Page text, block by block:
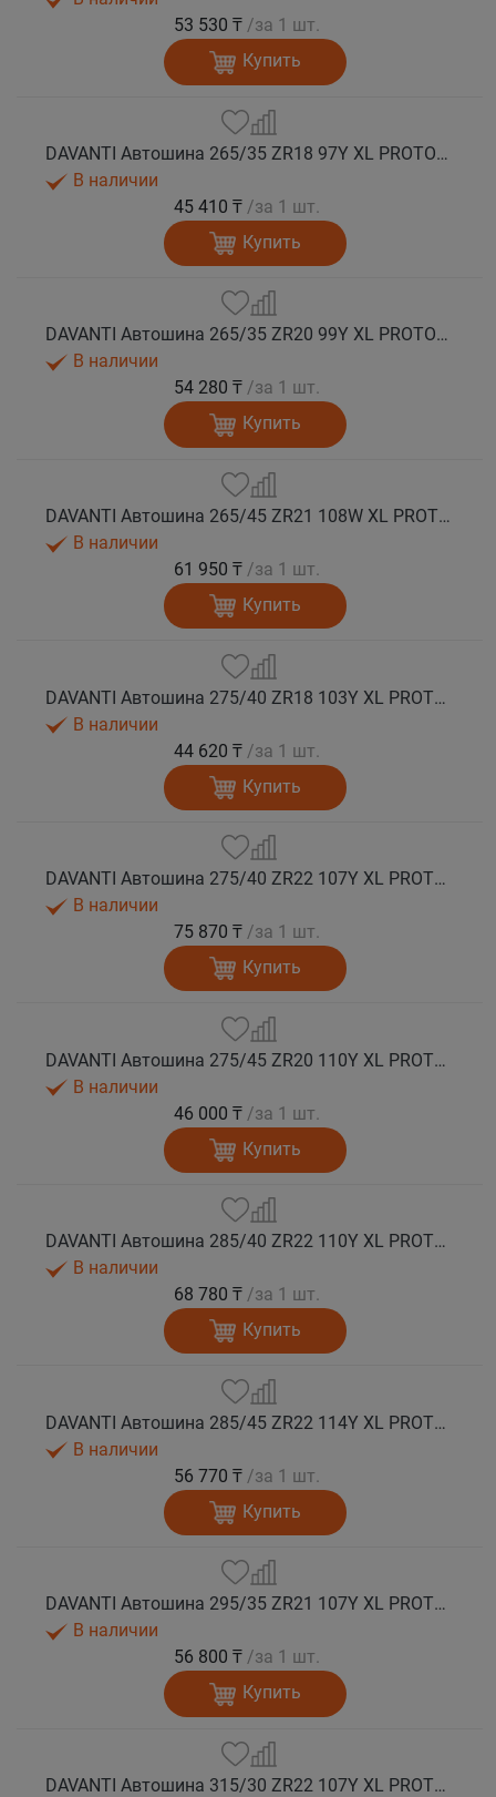
53 530 ₸ /за 1 шт.
Купить
DAVANTI Автошина 265/35 ZR18 97Y XL PROTOURA SPORT RPR лето
В наличии
45 410 ₸ /за 1 шт.
Купить
DAVANTI Автошина 265/35 ZR20 99Y XL PROTOURA SPORT RPR лето
В наличии
54 280 ₸ /за 1 шт.
Купить
DAVANTI Автошина 265/45 ZR21 108W XL PROTOURA SPORT RPR лето
В наличии
61 950 ₸ /за 1 шт.
Купить
DAVANTI Автошина 275/40 ZR18 103Y XL PROTOURA SPORT RPR лето
В наличии
44 620 ₸ /за 1 шт.
Купить
DAVANTI Автошина 275/40 ZR22 107Y XL PROTOURA SPORT RPR лето
В наличии
75 870 ₸ /за 1 шт.
Купить
DAVANTI Автошина 275/45 ZR20 110Y XL PROTOURA SPORT RPR лето
В наличии
46 000 ₸ /за 1 шт.
Купить
DAVANTI Автошина 285/40 ZR22 110Y XL PROTOURA SPORT RPR лето
В наличии
68 780 ₸ /за 1 шт.
Купить
DAVANTI Автошина 285/45 ZR22 114Y XL PROTOURA SPORT RPR лето
В наличии
56 770 ₸ /за 1 шт.
Купить
DAVANTI Автошина 295/35 ZR21 107Y XL PROTOURA SPORT RPR лето
В наличии
56 800 ₸ /за 1 шт.
Купить
DAVANTI Автошина 315/30 ZR22 107Y XL PROTOURA SPORT RPR лето